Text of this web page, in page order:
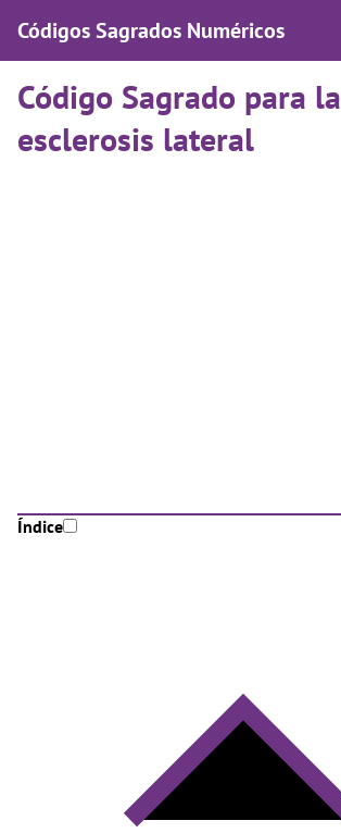
Códigos Sagrados Numéricos
Código Sagrado para la
esclerosis lateral
Índice